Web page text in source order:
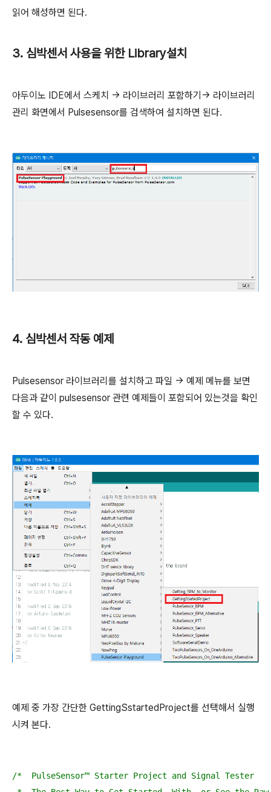
읽어 해성하면 된다.
3. 심박센서 사용을 위한 Library설치
아두이노 IDE에서 스케치 -> 라이브러리 포함하기-> 라이브러리
관리 화면에서 Pulsesensor를 검색하여 설치하면 된다.
4. 심박센서 작동 예제
Pulsesensor 라이브러리를 설치하고 파일 -> 예제 메뉴를 보면
다음과 같이 pulsesensor 관련 예제들이 포함되어 있는것을 확인
할 수 있다.
예제 중 가장 간단한 GettingSstartedProject를 선택해서 실행
시켜 본다.
/*  PulseSensor™ Starter Project and Signal Tester